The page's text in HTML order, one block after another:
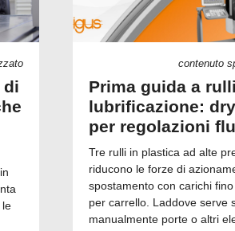
di
le
contenuto
Prima guida a
lubrificazione:
per regolazioni
Tre rulli in plastica ad alte
riducono le forze di
spostamento con carichi
per carrello. Laddove serve
manualmente porte o altri